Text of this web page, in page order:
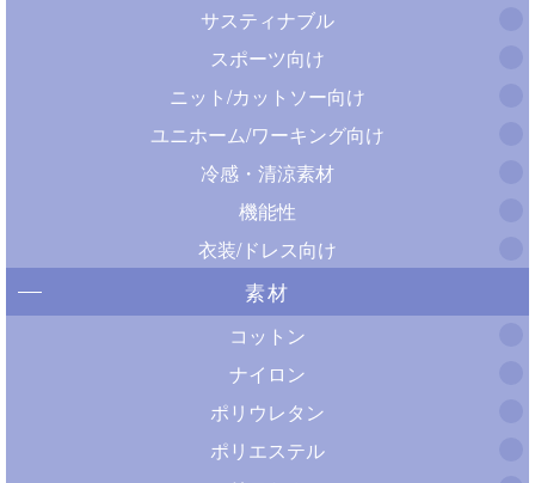
サスティナブル
スポーツ向け
ニット/カットソー向け
ユニホーム/ワーキング向け
冷感・清涼素材
機能性
衣装/ドレス向け
素材
コットン
ナイロン
ポリウレタン
ポリエステル